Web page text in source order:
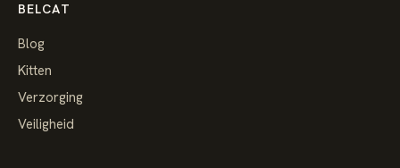
BELCAT
Blog
Kitten
Verzorging
Veiligheid